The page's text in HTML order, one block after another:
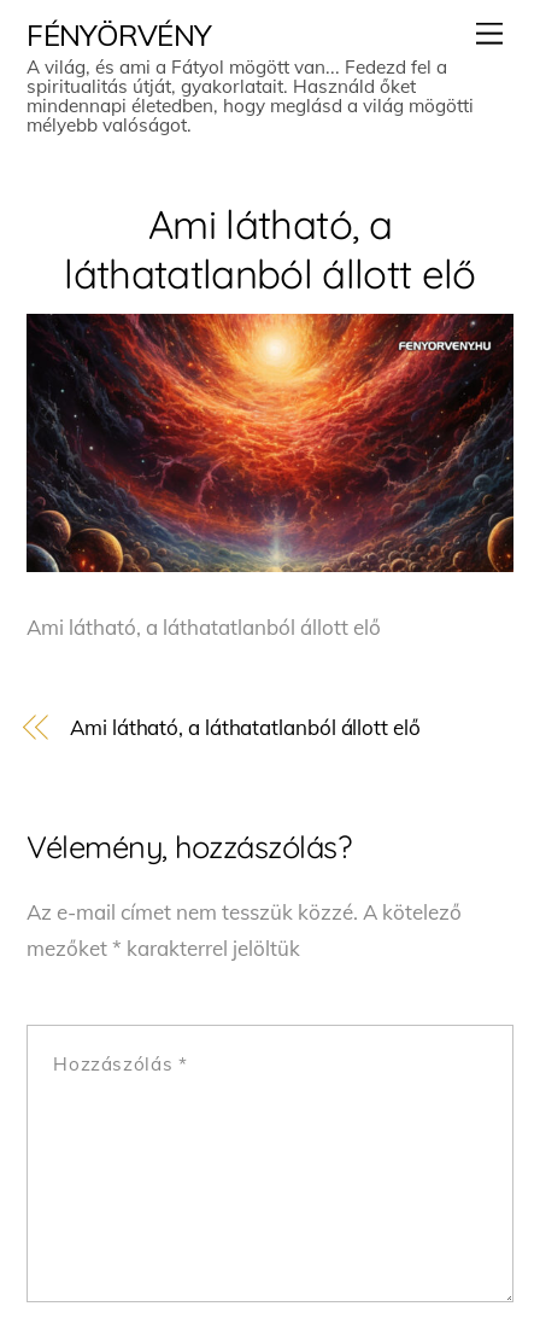
content
FÉNYÖRVÉNY
A világ, és ami a Fátyol mögött van... Fedezd fel a
spiritualitás útját, gyakorlatait. Használd őket
mindennapi életedben, hogy meglásd a világ mögötti
mélyebb valóságot.
Ami látható, a
láthatatlanból állott elő
Ami látható, a láthatatlanból állott elő
Ami látható, a láthatatlanból állott elő
Vélemény, hozzászólás?
Az e-mail címet nem tesszük közzé. A kötelező
mezőket* karakterrel jelöltük
Hozzászólás *